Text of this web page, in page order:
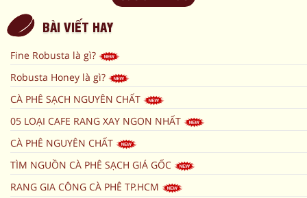
BÀI VIẾT HAY
Fine Robusta là gì?
Robusta Honey là gì?
CÀ PHÊ SẠCH NGUYÊN CHẤT
05 LOẠI CAFE RANG XAY NGON NHẤT
CÀ PHÊ NGUYÊN CHẤT
TÌM NGUỒN CÀ PHÊ SẠCH GIÁ GỐC
RANG GIA CÔNG CÀ PHÊ TP.HCM